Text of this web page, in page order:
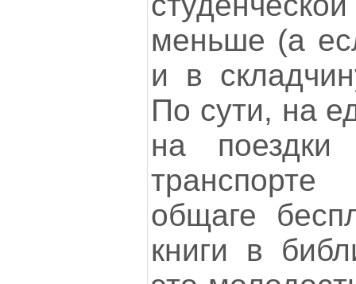
меньше (а
и в
По сути, на
на поездки
общаге
книги в